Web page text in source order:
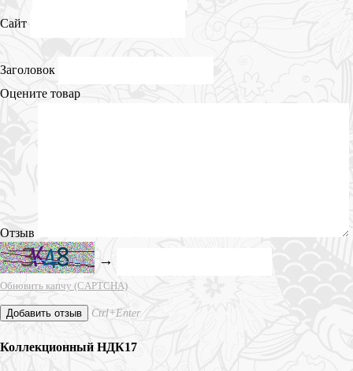
Сайт
Заголовок
Оцените товар
Отзыв
→
Обновить капчу (CAPTCHA)
Добавить отзыв Ctrl+Enter
Коллекционный НДК17